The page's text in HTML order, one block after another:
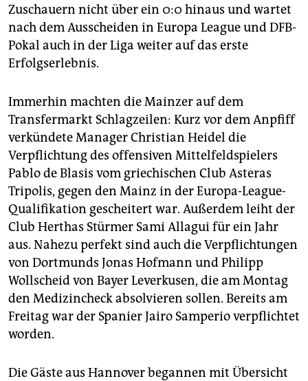
Zuschauern nicht über ein 0:0 hinaus und wartet
nach dem Ausscheiden in Europa League und DFB-
Pokal auch in der Liga weiter auf das erste
Erfolgserlebnis.
Immerhin machten die Mainzer auf dem
Transfermarkt Schlagzeilen: Kurz vor dem Anpfiff
verkündete Manager Christian Heidel die
Verpflichtung des offensiven Mittelfeldspielers
Pablo de Blasis vom griechischen Club Asteras
Tripolis, gegen den Mainz in der Europa-League-
Qualifikation gescheitert war. Außerdem leiht der
Club Herthas Stürmer Sami Allagui für ein Jahr
aus. Nahezu perfekt sind auch die Verpflichtungen
von Dortmunds Jonas Hofmann und Philipp
Wollscheid von Bayer Leverkusen, die am Montag
den Medizincheck absolvieren sollen. Bereits am
Freitag war der Spanier Jairo Samperio verpflichtet
worden.
Die Gäste aus Hannover begannen mit Übersicht